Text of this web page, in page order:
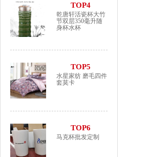
TOP4
乾唐轩活瓷杯大竹
节双层350毫升随
身杯水杯
TOP5
水星家纺 磨毛四件
套莫卡
TOP6
马克杯批发定制